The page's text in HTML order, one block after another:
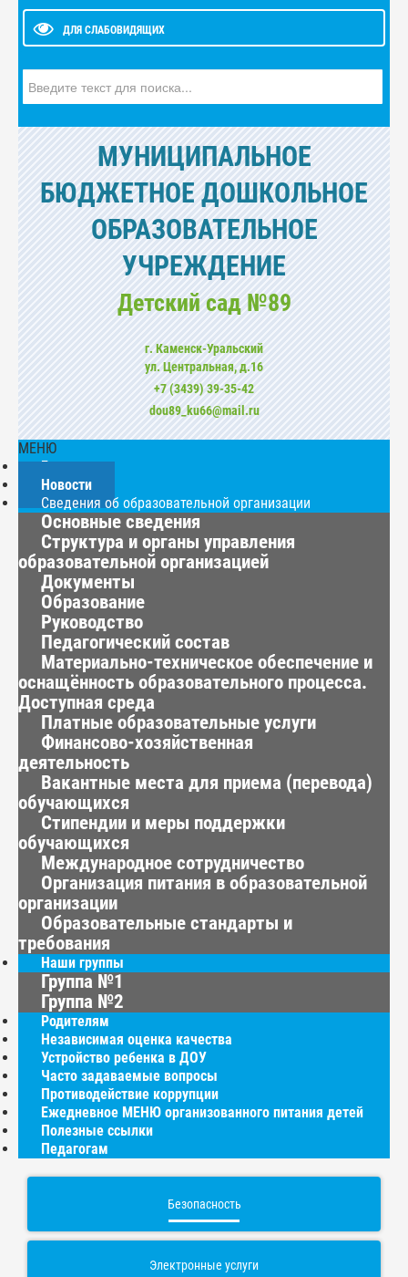
ДЛЯ СЛАБОВИДЯЩИХ
МУНИЦИПАЛЬНОЕ
БЮДЖЕТНОЕ ДОШКОЛЬНОЕ
ОБРАЗОВАТЕЛЬНОЕ
УЧРЕЖДЕНИЕ
Детский сад №89
г. Каменск-Уральский
ул. Центральная, д.16
+7 (3439) 39-35-42
dou89_ku66@mail.ru
МЕНЮ
Главная
Новости
Сведения об образовательной организации
Основные сведения
Структура и органы управления
образовательной организацией
Документы
Образование
Руководство
Педагогический состав
Материально-техническое обеспечение и
оснащённость образовательного процесса.
Доступная среда
Платные образовательные услуги
Финансово-хозяйственная
деятельность
Вакантные места для приема (перевода)
обучающихся
Стипендии и меры поддержки
обучающихся
Международное сотрудничество
Организация питания в образовательной
организации
Образовательные стандарты и
требования
Наши группы
Группа №1
Группа №2
Родителям
Независимая оценка качества
Устройство ребенка в ДОУ
Часто задаваемые вопросы
Противодействие коррупции
Ежедневное МЕНЮ организованного питания детей
Полезные ссылки
Педагогам
Безопасность
Электронные услуги